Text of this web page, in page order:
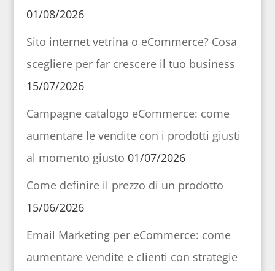
01/08/2026
Sito internet vetrina o eCommerce? Cosa
scegliere per far crescere il tuo business
15/07/2026
Campagne catalogo eCommerce: come
aumentare le vendite con i prodotti giusti
al momento giusto 01/07/2026
Come definire il prezzo di un prodotto
15/06/2026
Email Marketing per eCommerce: come
aumentare vendite e clienti con strategie